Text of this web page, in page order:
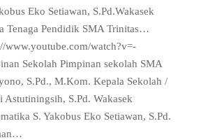
Eko Setiawan, S.Pd.Wakasek
Tenaga Pendidik SMA Trinitas…
www.youtube.com/watch?v=-
Sekolah Pimpinan sekolah SMA
S.Pd., M.Kom. Kepala Sekolah /
S.Pd. Wakasek
S. Yakobus Eko Setiawan, S.Pd.